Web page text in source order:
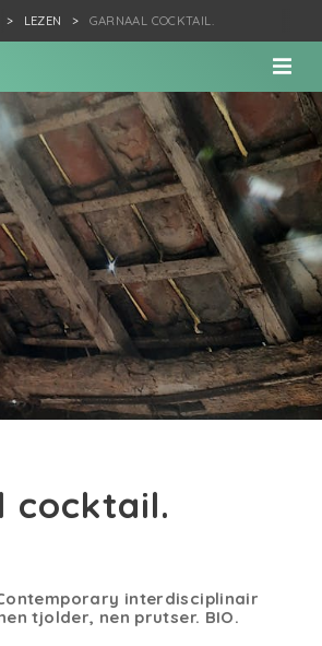
LEZEN GARNAAL COCKTAIL.
cocktail.
interdisciplinair
tjolder, nen prutser. BIO.